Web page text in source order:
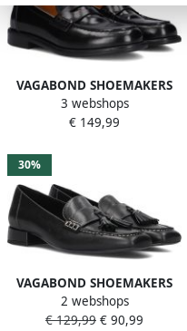
VAGABOND SHOEMAKERS
Linn 004 Loafers Dames
Instappers Zwart
3 webshops
€ 149,99
30%
VAGABOND SHOEMAKERS
Debbi 6118 Loafers Dames
Instappers Zwart
2 webshops
€ 129,99 € 90,99